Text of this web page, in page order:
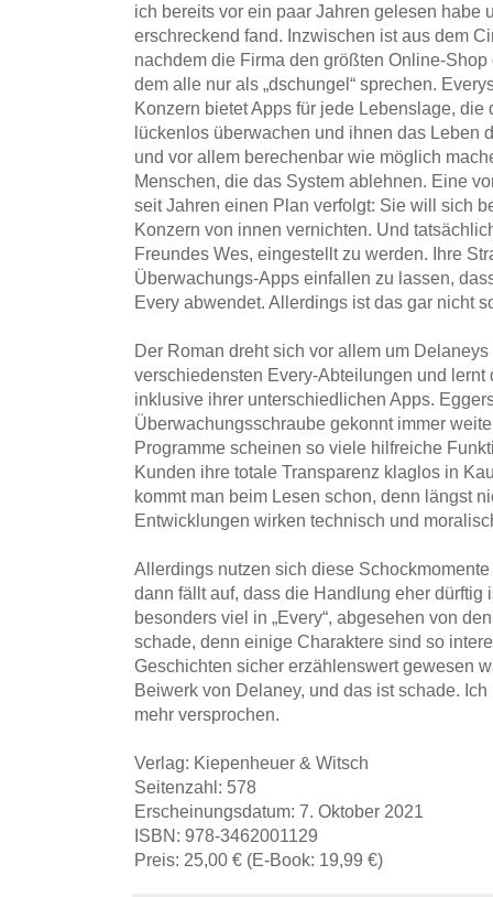
ich bereits vor ein paar Jahren gelesen habe
erschreckend fand. Inzwischen ist aus dem
nachdem die Firma den größten Online-
dem alle nur als „dschungel“ sprechen.
Konzern bietet Apps für jede Lebenslage,
lückenlos überwachen und ihnen das Leben
und vor allem berechenbar wie möglich
Menschen, die das System ablehnen. Eine
seit Jahren einen Plan verfolgt: Sie will sich
Konzern von innen vernichten. Und
Freundes Wes, eingestellt zu werden. Ihre
Überwachungs-Apps einfallen zu lassen,
Every abwendet. Allerdings ist das gar nicht
Der Roman dreht sich vor allem um
verschiedensten Every-Abteilungen und
inklusive ihrer unterschiedlichen Apps.
Überwachungsschraube gekonnt immer
Programme scheinen so viele hilfreiche
Kunden ihre totale Transparenz klaglos in
kommt man beim Lesen schon, denn längst
Entwicklungen wirken technisch und
Allerdings nutzen sich diese
dann fällt auf, dass die Handlung eher dürftig
besonders viel in „Every“, abgesehen von
schade, denn einige Charaktere sind so
Geschichten sicher erzählenswert gewesen
Beiwerk von Delaney, und das ist schade. Ich
mehr versprochen.
Verlag: Kiepenheuer & Witsch
Seitenzahl: 578
Erscheinungsdatum: 7. Oktober 2021
ISBN: 978-3462001129
Preis: 25,00 € (E-Book: 19,99 €)